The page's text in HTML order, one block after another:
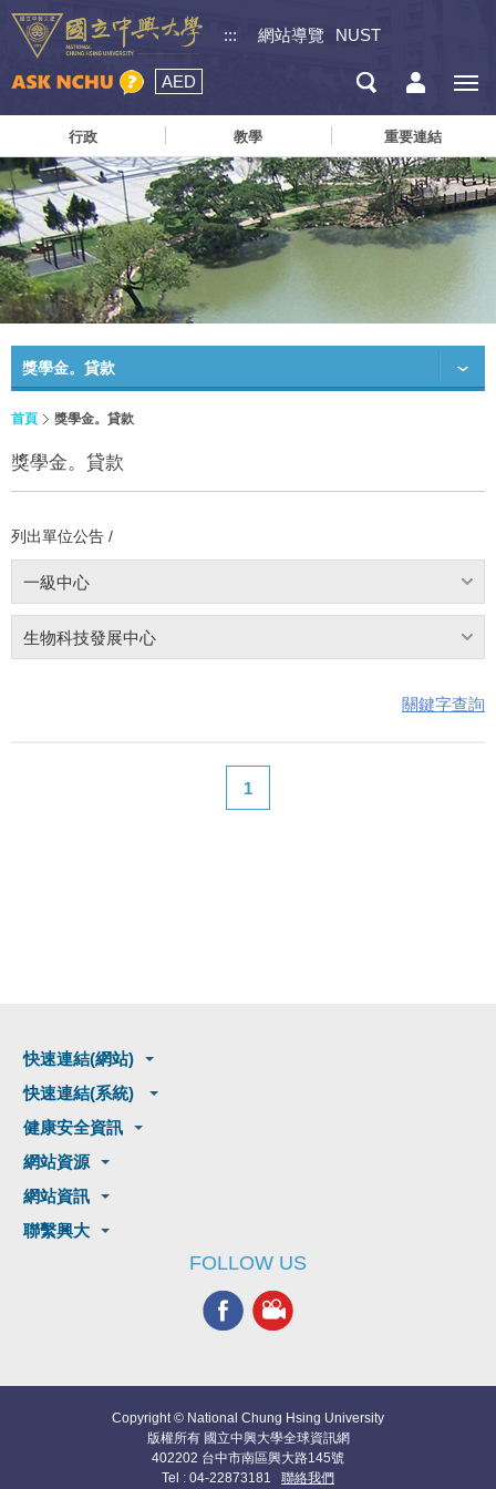
::: 網站導覽 NUST
AED
行政 教學 重要連結
獎學金。貸款
首頁 獎學金。貸款
獎學金。貸款
列出單位公告 /
一級中心
生物科技發展中心
關鍵字查詢
1
快速連結(網站)
快速連結(系統)
健康安全資訊
網站資源
網站資訊
聯繫興大
FOLLOW US
Copyright © National Chung Hsing University
版權所有 國立中興大學全球資訊網
402202 台中市南區興大路145號
Tel : 04-22873181 聯絡我們